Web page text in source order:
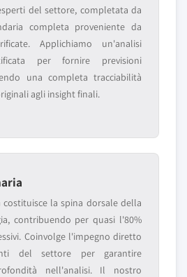
del settore, completata da
completa proveniente da
Applichiamo un'analisi
per fornire previsioni
una completa tracciabilità
agli insight finali.
costituisce la spina dorsale della
contribuendo per quasi l'80%
Coinvolge l'impegno diretto
del settore per garantire
nell'analisi. Il nostro